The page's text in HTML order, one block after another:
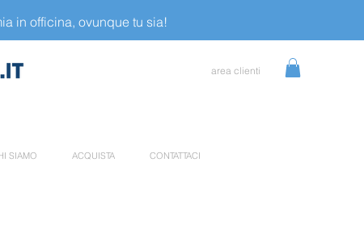
in officina, ovunque tu sia!
area clienti
SIAMO ACQUISTA CONTATTACI